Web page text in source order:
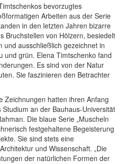
bevorzugtes
Arbeiten aus der Serie
in den letzten Jahren bizarre
Bruchstellen von Hölzern, besiedelt
und ausschließlich gezeichnet in
und grün. Elena Timtschenko fand
Es sind von der Natur
Sie faszinieren den Betrachter
Zeichnungen hatten ihren Anfang
an der Bauhaus-Universität
Die blaue Serie „Muscheln
festgehaltene Begeisterung
Sie sind stets eine
und Wissenschaft. „Die
der natürlichen Formen der